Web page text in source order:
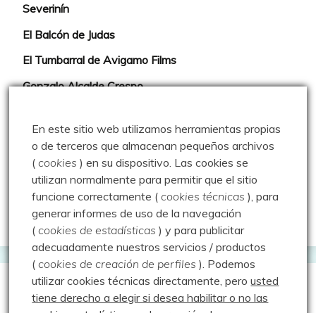
Severinín
El Balcón de Judas
El Tumbarral de Avigamo Films
Gonzalo Alcalde Crespo
Montaña en libertad
Rutas y excursiones con niños
Valdeolea. Río Camesa, la vía azul
Aprendiz de sueños
Guías de Montaña
En este sitio web utilizamos herramientas propias
o de terceros que almacenan pequeños archivos
(cookies ) en su dispositivo. Las cookies se
utilizan normalmente para permitir que el sitio
funcione correctamente (cookies técnicas ), para
generar informes de uso de la navegación
(cookies de estadísticas ) y para publicitar
adecuadamente nuestros servicios / productos
(cookies de creación de perfiles ). Podemos
utilizar cookies técnicas directamente, perousted
tiene derecho a elegir si desea habilitar o no las